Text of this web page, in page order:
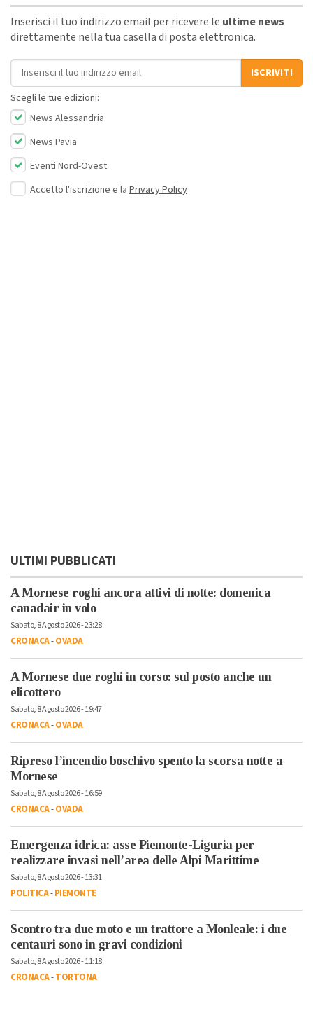
Inserisci il tuo indirizzo email per ricevere le ultime news
direttamente nella tua casella di posta elettronica.
Indirizzo email
ISCRIVITI
Scegli le tue edizioni:
News Alessandria
News Pavia
Eventi Nord-Ovest
Accetto l'iscrizione e la Privacy Policy
ULTIMI PUBBLICATI
A Mornese roghi ancora attivi di notte: domenica
canadair in volo
Sabato, 8 Agosto 2026 - 23:28
CRONACA-OVADA
A Mornese due roghi in corso: sul posto anche un
elicottero
Sabato, 8 Agosto 2026 - 19:47
CRONACA-OVADA
Ripreso l’incendio boschivo spento la scorsa notte a
Mornese
Sabato, 8 Agosto 2026 - 16:59
CRONACA-OVADA
Emergenza idrica: asse Piemonte-Liguria per
realizzare invasi nell’area delle Alpi Marittime
Sabato, 8 Agosto 2026 - 13:31
POLITICA-PIEMONTE
Scontro tra due moto e un trattore a Monleale: i due
centauri sono in gravi condizioni
Sabato, 8 Agosto 2026 - 11:18
CRONACA-TORTONA